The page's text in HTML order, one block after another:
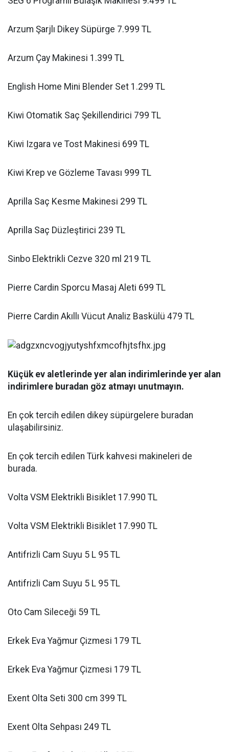
Arzum Şarjlı Dikey Süpürge 7.999 TL
Arzum Çay Makinesi 1.399 TL
English Home Mini Blender Set 1.299 TL
Kiwi Otomatik Saç Şekillendirici 799 TL
Kiwi Izgara ve Tost Makinesi 699 TL
Kiwi Krep ve Gözleme Tavası 999 TL
Aprilla Saç Kesme Makinesi 299 TL
Aprilla Saç Düzleştirici 239 TL
Sinbo Elektrikli Cezve 320 ml 219 TL
Pierre Cardin Sporcu Masaj Aleti 699 TL
Pierre Cardin Akıllı Vücut Analiz Baskülü 479 TL
Küçük ev aletlerinde yer alan indirimlerinde yer alan
indirimlere buradan göz atmayı unutmayın.
En çok tercih edilen dikey süpürgelere buradan
ulaşabilirsiniz.
En çok tercih edilen Türk kahvesi makineleri de
burada.
Volta VSM Elektrikli Bisiklet 17.990 TL
Volta VSM Elektrikli Bisiklet 17.990 TL
Antifrizli Cam Suyu 5 L 95 TL
Antifrizli Cam Suyu 5 L 95 TL
Oto Cam Sileceği 59 TL
Erkek Eva Yağmur Çizmesi 179 TL
Erkek Eva Yağmur Çizmesi 179 TL
Exent Olta Seti 300 cm 399 TL
Exent Olta Sehpası 249 TL